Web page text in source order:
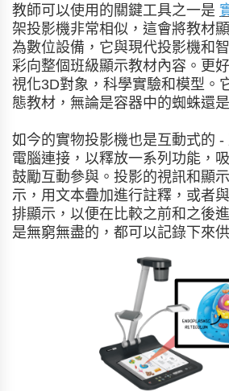
教師可以使用的關鍵工具之一是
架投影機非常相似，這會將教材
為數位設備，它與現代投影機和
彩向整個班級顯示教材內容。更
視化3D對象，科學實驗和模型。
態教材，無論是容器中的蜘蛛還
如今的實物投影機也是互動式的
電腦連接，以釋放一系列功能，
鼓勵互動參與。投影的視訊和顯
示，用文本疊加進行註釋，或者
排顯示，以便在比較之前和之後
是無窮無盡的，都可以記錄下來